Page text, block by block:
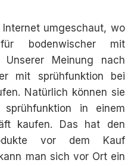
umgeschaut, wo
bodenwischer mit
Meinung nach
mit sprühfunktion bei
Natürlich können sie
in einem
kaufen. Das hat den
vor dem Kauf
man sich vor Ort ein